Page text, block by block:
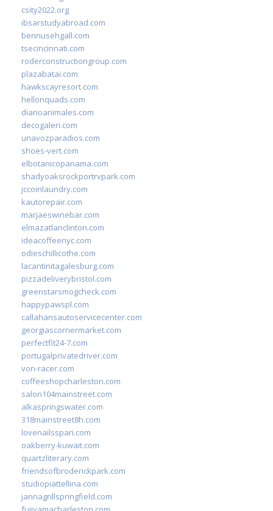
csity2022.org
ibsarstudyabroad.com
bennusehgall.com
tsecincinnati.com
roderconstructiongroup.com
plazabatai.com
hawkscayresort.com
hellonquads.com
diarioanimales.com
decogaleri.com
unavozparadios.com
shoes-vert.com
elbotanicopanama.com
shadyoaksrockportrvpark.com
jccoinlaundry.com
kautorepair.com
marjaeswinebar.com
elmazatlanclinton.com
ideacoffeenyc.com
odieschillicothe.com
lacantinitagalesburg.com
pizzadeliverybristol.com
greenstarsmogcheck.com
happypawspl.com
callahansautoservicecenter.com
georgiascornermarket.com
perfectfit24-7.com
portugalprivatedriver.com
von-racer.com
coffeeshopcharleston.com
salon104mainstreet.com
alkaspringswater.com
318mainstreet8h.com
lovenailsspari.com
oakberry-kuwait.com
quartzliterary.com
friendsofbroderickpark.com
studiopiattellina.com
jannagrillspringfield.com